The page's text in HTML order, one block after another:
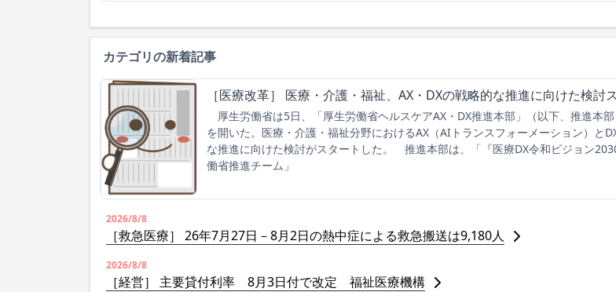
カテゴリの新着記事
［医療改革］ 医療・介護・福祉、AX・DXの戦略的な推進に向けた検討
厚生労働省は5日、「厚生労働省ヘルスケアAX・DX推進本部」（以下、推進本
を開いた。医療・介護・福祉分野におけるAX（AIトランスフォーメーション）と
な推進に向けた検討がスタートした。 推進本部は、「『医療DX令和ビジョン
働省推進チーム」
2026/8/8
［救急医療］ 26年7月27日－8月2日の熱中症による救急搬送は9,180人
2026/8/8
［経営］ 主要貸付利率 8月3日付で改定 福祉医療機構